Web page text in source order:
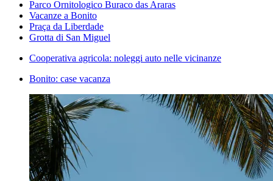
Parco Ornitologico Buraco das Araras
Vacanze a Bonito
Praça da Liberdade
Grotta di San Miguel
Cooperativa agricola: noleggi auto nelle vicinanze
Bonito: case vacanza